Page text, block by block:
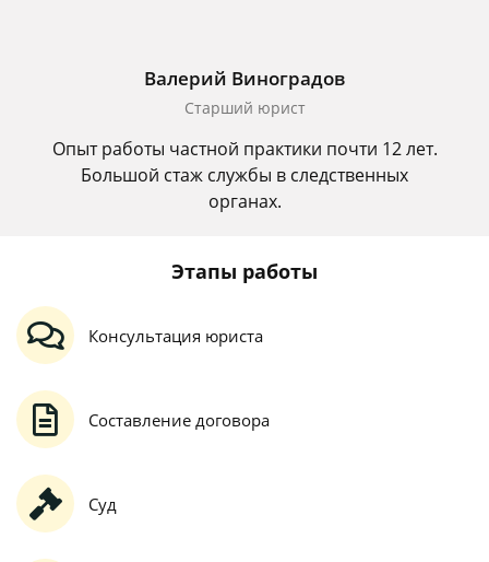
Валерий Виноградов
Старший юрист
Опыт работы частной практики почти 12 лет.
Большой стаж службы в следственных
органах.
Этапы работы
Консультация юриста
Составление договора
Суд